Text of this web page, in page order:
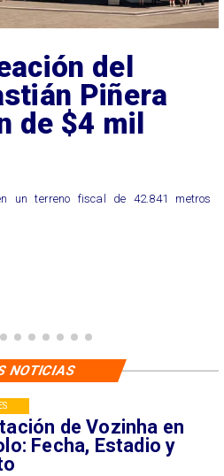
del
Piñera
de $4 mil
un terreno fiscal de 42.841 metros
de Vozinha en
Fecha, Estadio y
NOTICIAS